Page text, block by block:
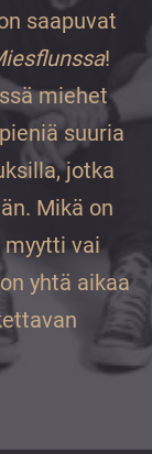
saapuvat
!
miehet
suuria
jotka
Mikä on
myytti vai
yhtä aikaa